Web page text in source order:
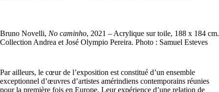
Bruno Novelli, No caminho, 2021 – Acrylique sur toile, 188 x 184 cm.
Collection Andrea et José Olympio Pereira. Photo : Samuel Esteves
Par ailleurs, le cœur de l’exposition est constitué d’un ensemble
exceptionnel d’œuvres d’artistes amérindiens contemporains réunies
pour la première fois en Europe. Leur expérience d’une relation de